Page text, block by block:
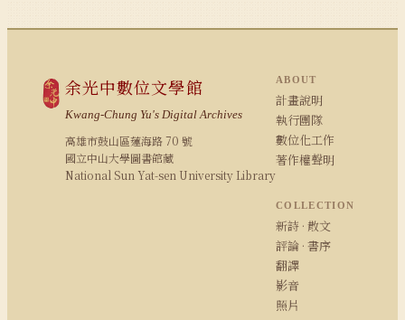
余光中數位文學館
Kwang-Chung Yu's Digital Archives
高雄市鼓山區蓮海路 70 號
國立中山大學圖書館藏
National Sun Yat-sen University Library
ABOUT
計畫說明
執行團隊
數位化工作
著作權聲明
COLLECTION
新詩 · 散文
評論 · 書序
翻譯
影音
照片